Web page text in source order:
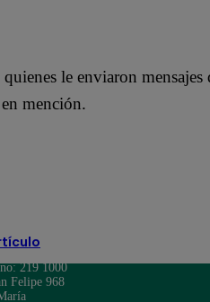
le enviaron mensajes
mención.
219 1000
Felipe 968